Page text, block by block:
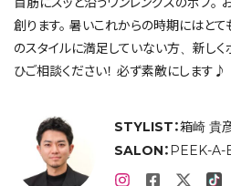
STYLIST：箱崎 貴
SALON： PEEK-A-
創ります。 暑いこれからの時期にはと
のスタイルに満足していない方、新し
ひご相談ください！ 必ず素敵にします♪